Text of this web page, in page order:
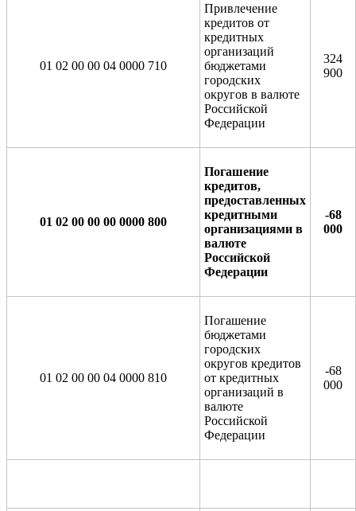
01 02 00 00 04 0000 710
Привлечение
кредитов от
кредитных
организаций
бюджетами
городских
округов в валюте
Российской
Федерации
324
900
01 02 00 00 00 0000 800
Погашение
кредитов,
предоставленных
кредитными
организациями в
валюте
Российской
Федерации
-68
000
01 02 00 00 04 0000 810
Погашение
бюджетами
городских
округов кредитов
от кредитных
организаций в
валюте
Российской
Федерации
-68
000